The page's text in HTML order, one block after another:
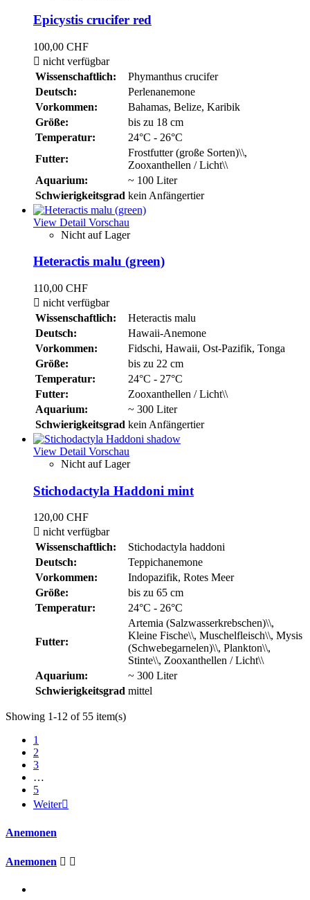
Epicystis crucifer red
100,00 CHF
 nicht verfügbar
Wissenschaftlich:
Phymanthus crucifer
Deutsch:
Perlenanemone
Vorkommen:
Bahamas, Belize, Karibik
Größe:
bis zu 18 cm
Temperatur:
24°C - 26°C
Futter:
Frostfutter (große Sorten)\\,
Zooxanthellen / Licht\\
Aquarium:
~ 100 Liter
Schwierigkeitsgrad kein Anfängertier
View Detail Vorschau
Nicht auf Lager
Heteractis malu (green)
110,00 CHF
 nicht verfügbar
Wissenschaftlich:
Heteractis malu
Deutsch:
Hawaii-Anemone
Vorkommen:
Fidschi, Hawaii, Ost-Pazifik, Tonga
Größe:
bis zu 22 cm
Temperatur:
24°C - 27°C
Futter:
Zooxanthellen / Licht\\
Aquarium:
~ 300 Liter
Schwierigkeitsgrad kein Anfängertier
View Detail Vorschau
Nicht auf Lager
Stichodactyla Haddoni mint
120,00 CHF
 nicht verfügbar
Wissenschaftlich:
Stichodactyla haddoni
Deutsch:
Teppichanemone
Vorkommen:
Indopazifik, Rotes Meer
Größe:
bis zu 65 cm
Temperatur:
24°C - 26°C
Futter:
Artemia (Salzwasserkrebschen)\\,
Kleine Fische\\, Muschelfleisch\\, Mysis
(Schwebegarnelen)\\, Plankton\\,
Stinte\\, Zooxanthellen / Licht\\
Aquarium:
~ 300 Liter
Schwierigkeitsgrad mittel
Showing 1-12 of 55 item(s)
1
2
3
…
5
Weiter
Anemonen
Anemonen  